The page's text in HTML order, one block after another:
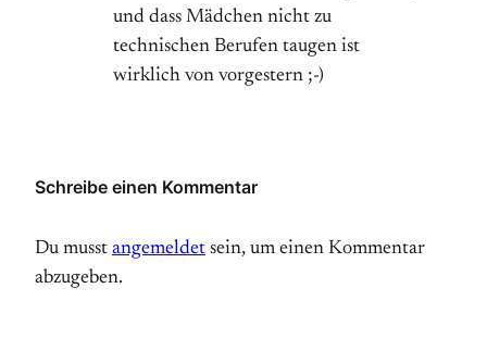
und dass Mädchen nicht zu
technischen Berufen taugen ist
wirklich von vorgestern ;-)
Schreibe einen Kommentar
Du musst angemeldet sein, um einen Kommentar
abzugeben.